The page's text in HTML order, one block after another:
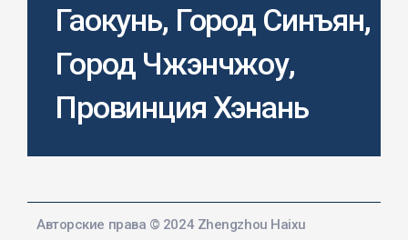
Гаокунь, Город Синъян,
Город Чжэнчжоу,
Провинция Хэнань
Авторские права © 2024 Zhengzhou Haixu